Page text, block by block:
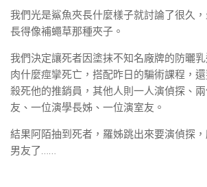
我們光是鯊魚夾長什麼樣子就討論了很久
長得像補蠅草那種夾子。
我們決定讓死者因塗抹不知名廠牌的防曬
肉什麼痙攣死亡，搭配昨日的騙術課程，
殺死他的推銷員，其他人則一人演偵探、
友、一位演學長姊、一位演室友。
結果阿陌抽到死者，羅姊跳出來要演偵探
男友了……